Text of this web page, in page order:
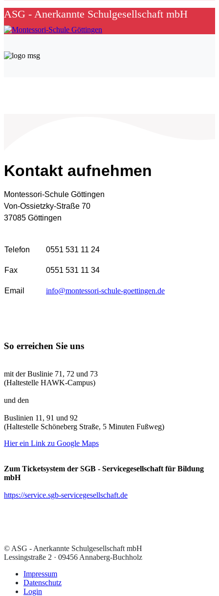
ASG - Anerkannte Schulgesellschaft mbH
Kontakt aufnehmen
Montessori-Schule Göttingen
Von-Ossietzky-Straße 70
37085 Göttingen
Telefon 0551 531 11 24
Fax 0551 531 11 34
Email info@montessori-schule-goettingen.de
So erreichen Sie uns
mit der Buslinie 71, 72 und 73
(Haltestelle HAWK-Campus)
und den
Buslinien 11, 91 und 92
(Haltestelle Schöneberg Straße, 5 Minuten Fußweg)
Hier ein Link zu Google Maps
Zum Ticketsystem der SGB - Servicegesellschaft für Bildung
mbH
https://service.sgb-servicegesellschaft.de
© ASG - Anerkannte Schulgesellschaft mbH
Lessingstraße 2 · 09456 Annaberg-Buchholz
Impressum
Datenschutz
Login